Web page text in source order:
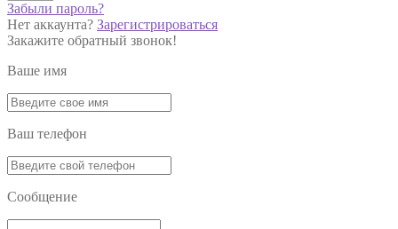
Забыли пароль?
Нет аккаунта? Зарегистрироваться
Закажите обратный звонок!
Ваше имя
Ваш телефон
Сообщение